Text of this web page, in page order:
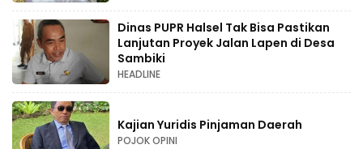
Dinas PUPR Halsel Tak Bisa Pastikan
Lanjutan Proyek Jalan Lapen di Desa
Sambiki
HEADLINE
Kajian Yuridis Pinjaman Daerah
POJOK OPINI